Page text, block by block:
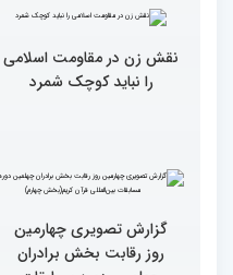
گزارش تصویری سومین
حسان»(بخش اول)